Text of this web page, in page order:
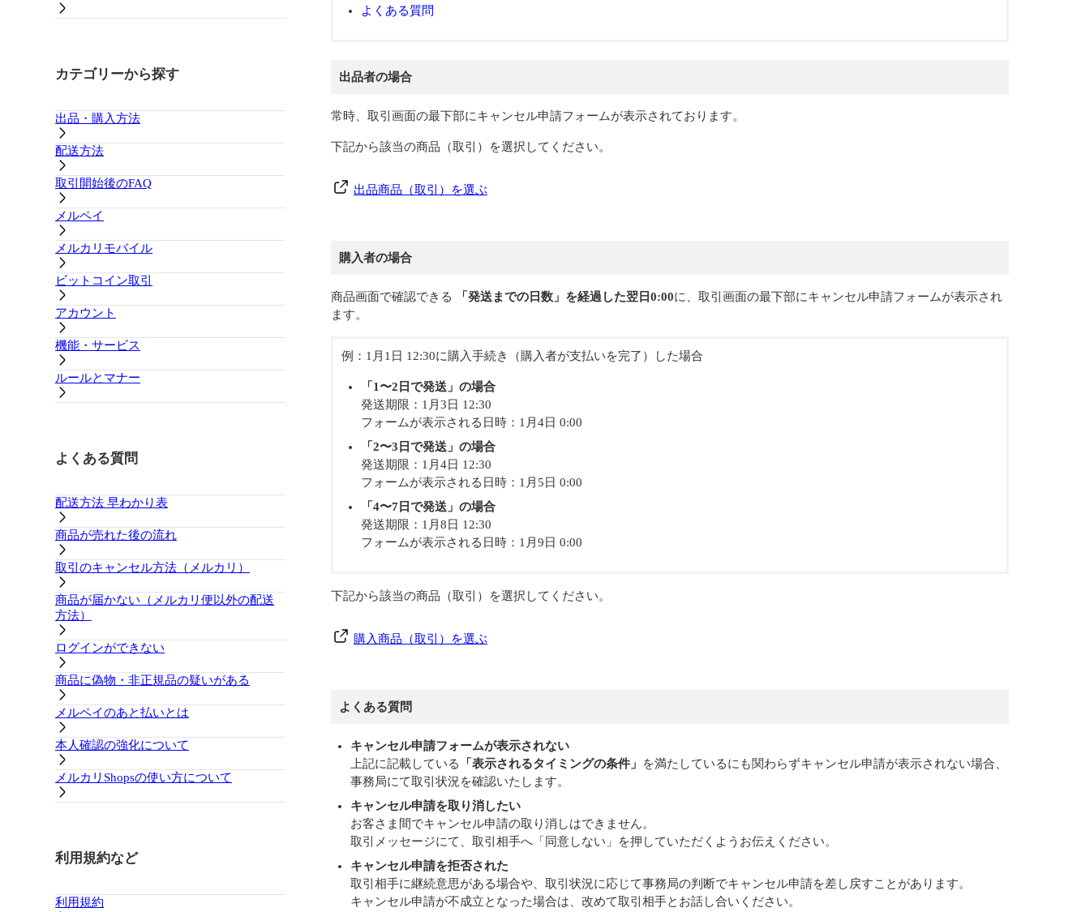
カテゴリーから探す
出品・購入方法
配送方法
取引開始後のFAQ
メルペイ
メルカリモバイル
ビットコイン取引
アカウント
機能・サービス
ルールとマナー
よくある質問
配送方法 早わかり表
商品が売れた後の流れ
取引のキャンセル方法（メルカリ）
商品が届かない（メルカリ便以外の配送
方法）
ログインができない
商品に偽物・非正規品の疑いがある
メルペイのあと払いとは
本人確認の強化について
メルカリShopsの使い方について
利用規約など
利用規約
よくある質問
出品者の場合
常時、取引画面の最下部にキャンセル申請フォームが表示されております。
下記から該当の商品（取引）を選択してください。
出品商品（取引）を選ぶ
購入者の場合
商品画面で確認できる 「発送までの日数」を経過した翌日0:00に、取引画面の最下部にキャンセル申請フォームが表示され
ます。
例：1月1日 12:30に購入手続き（購入者が支払いを完了）した場合
「1〜2日で発送」の場合
発送期限：1月3日 12:30
フォームが表示される日時：1月4日 0:00
「2〜3日で発送」の場合
発送期限：1月4日 12:30
フォームが表示される日時：1月5日 0:00
「4〜7日で発送」の場合
発送期限：1月8日 12:30
フォームが表示される日時：1月9日 0:00
下記から該当の商品（取引）を選択してください。
購入商品（取引）を選ぶ
よくある質問
キャンセル申請フォームが表示されない
上記に記載している
「表示されるタイミングの条件」
を満たしているにも関わらずキャンセル申請が表示されない場合、
事務局にて取引状況を確認いたします。
キャンセル申請を取り消したい
お客さま間でキャンセル申請の取り消しはできません。
取引メッセージにて、取引相手へ「同意しない」を押していただくようお伝えください。
キャンセル申請を拒否された
取引相手に継続意思がある場合や、取引状況に応じて事務局の判断でキャンセル申請を差し戻すことがあります。
キャンセル申請が不成立となった場合は、改めて取引相手とお話し合いください。